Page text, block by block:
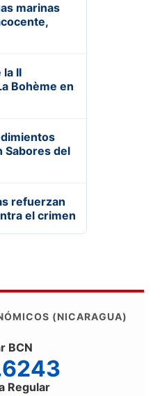
marinas
II
Bohème en
Sabores del
refuerzan
el crimen
(NICARAGUA)
BCN
Regular